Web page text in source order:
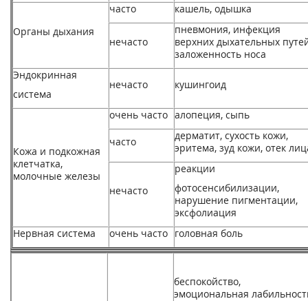
Органы дыхания
часто кашель, одышка
нечасто
пневмония, инфекция
верхних дыхательных
заложенность носа
Эндокринная
система
нечасто кушингоид
Кожа и подкожная
клетчатка,
молочные железы
очень часто алопеция, сыпь
часто
дерматит, сухость кожи,
эритема, зуд кожи, отек
нечасто
реакции
фотосенсибилизации,
нарушение пигментации,
эксфолиация
Нервная система
очень часто головная боль
беспокойство,
эмоциональная